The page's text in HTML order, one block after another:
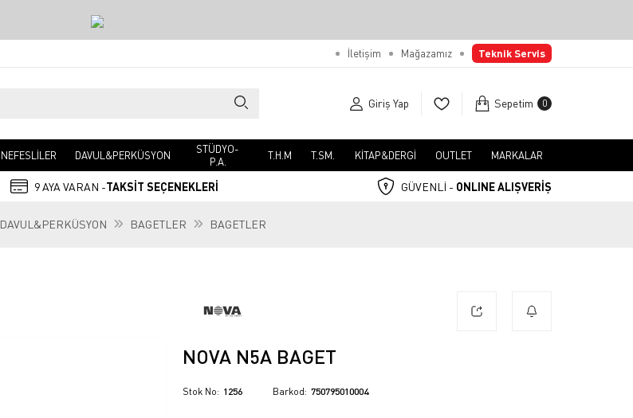
İletişim Mağazamız Teknik Servis
Giriş Yap Sepetim 0
NEFESLİLER DAVUL&PERKÜSYON
STÜDYO-
P.A.
T.H.M T.SM. KİTAP&DERGİ OUTLET MARKALAR
9 AYA VARAN -TAKSİT SEÇENEKLERİ GÜVENLİ - ONLINE ALIŞVERİŞ
DAVUL&PERKÜSYON BAGETLER BAGETLER
NOVA N5A BAGET
Stok No 1256 Barkod 750795010004